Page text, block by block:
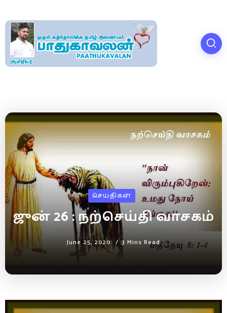
செய்திகள்
ஜுன் 26 : நற்செய்தி வாசகம்
June 25, 2020 3 Mins Read